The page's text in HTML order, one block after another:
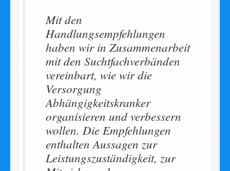
Mit den
Handlungsempfehlungen
haben wir in Zusammenarbeit
mit den Suchtfachverbänden
vereinbart, wie wir die
Versorgung
Abhängigkeitskranker
organisieren und verbessern
wollen. Die Empfehlungen
enthalten Aussagen zur
Leistungszuständigkeit, zur